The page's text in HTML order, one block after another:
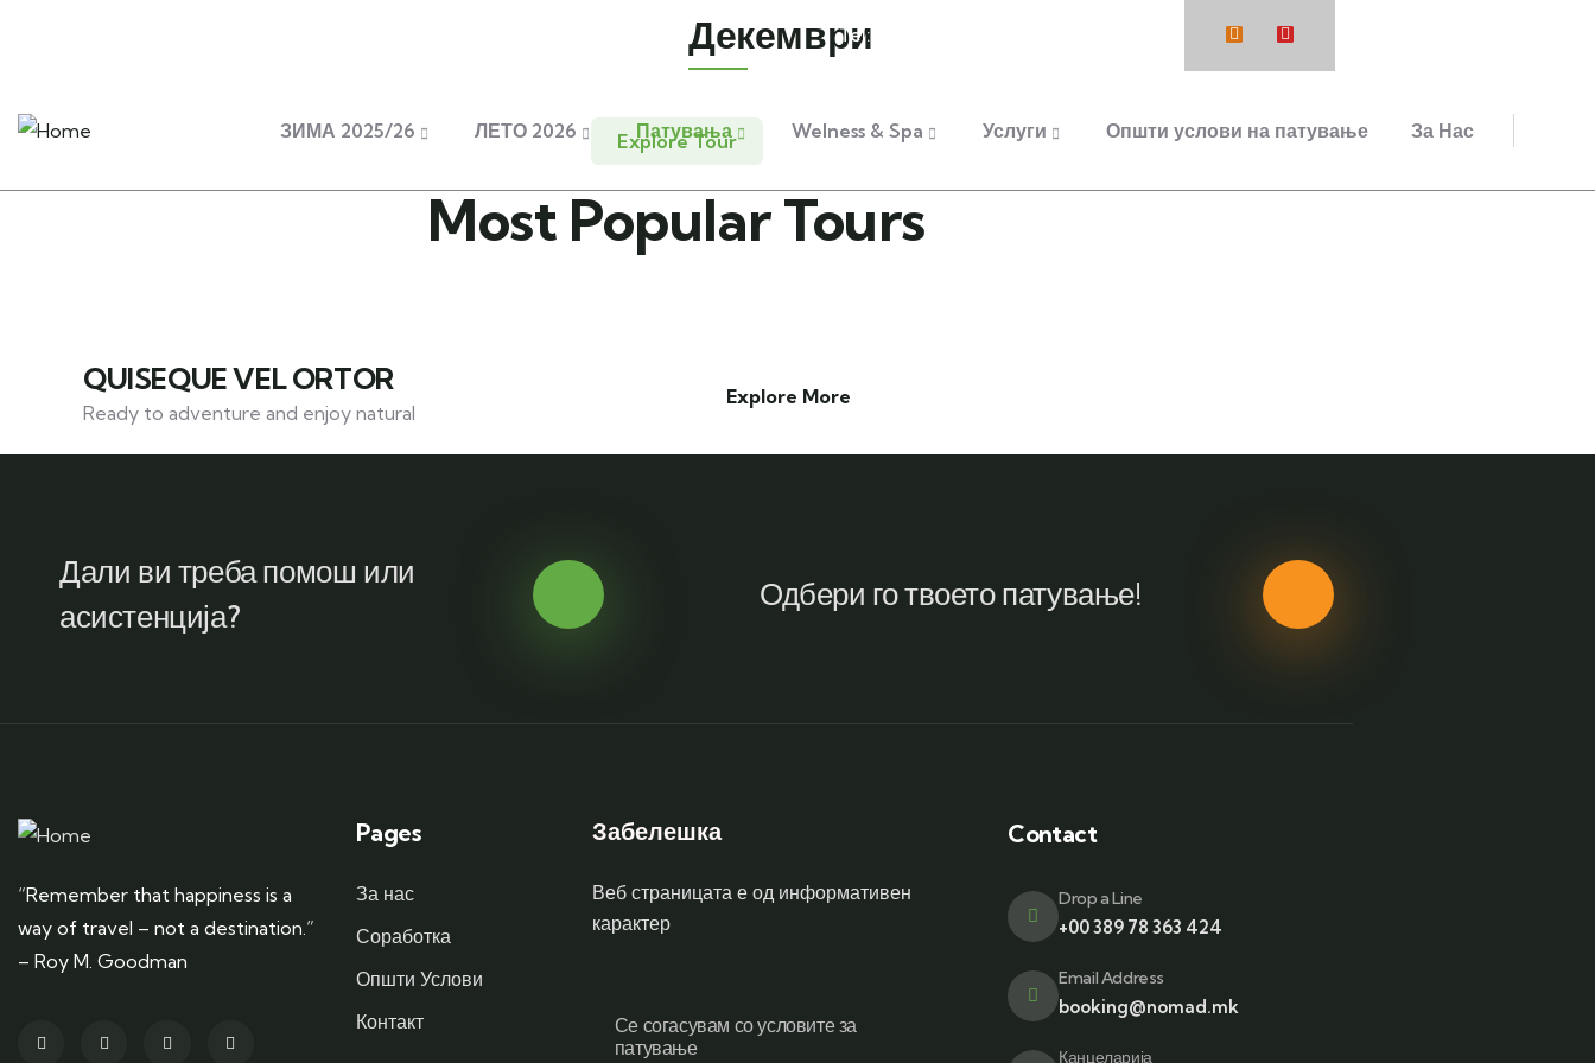
Tel: +389 78 363424
ЗИМА 2025/26 ЛЕТО 2026 Патувања Welness & Spa Услуги Општи услови на патување За Нас
Декември
Explore Tour
Most Popular Tours
QUISEQUE VEL ORTOR
Ready to adventure and enjoy natural
Explore More
Дали ви треба помош или
асистенција?
Одбери го твоето патување!
“Remember that happiness is a
way of travel – not a destination.”
– Roy M. Goodman
Pages
За нас
Соработка
Општи Услови
Контакт
Забелешка
Веб страницата е од информативен
карактер
Се согасувам со условите за
патување
Contact
Drop a Line
+00 389 78 363 424
Email Address
booking@nomad.mk
Канцеларија